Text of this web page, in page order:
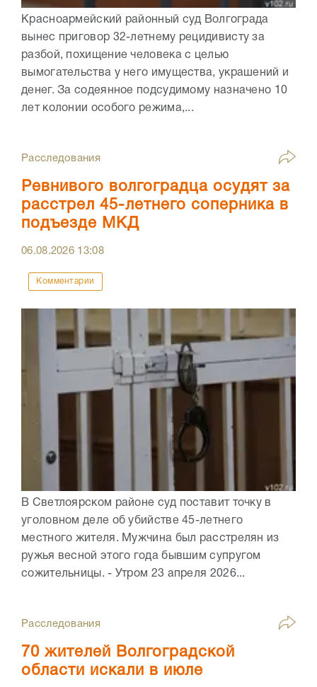
Красноармейский районный суд Волгограда
вынес приговор 32-летнему рецидивисту за
разбой, похищение человека с целью
вымогательства у него имущества, украшений и
денег. За содеянное подсудимому назначено 10
лет колонии особого режима,...
Расследования
Ревнивого волгоградца осудят за
расстрел 45-летнего соперника в
подъезде МКД
06.08.2026 13:08
Комментарии
В Светлоярском районе суд поставит точку в
уголовном деле об убийстве 45-летнего
местного жителя. Мужчина был расстрелян из
ружья весной этого года бывшим супругом
сожительницы. - Утром 23 апреля 2026...
Расследования
70 жителей Волгоградской
области искали в июле